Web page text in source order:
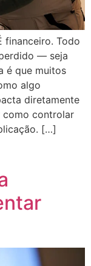
financeiro. Todo
— seja
é que muitos
algo
diretamente
como controlar
[…]